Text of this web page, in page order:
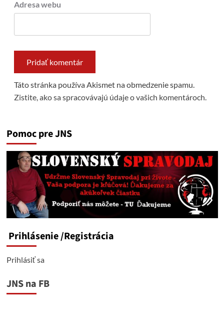
Adresa webu
Táto stránka používa Akismet na obmedzenie spamu.
Zistite, ako sa spracovávajú údaje o vašich komentároch.
Pomoc pre JNS
Prihlásenie/Registrácia
Prihlásiť sa
JNS na FB